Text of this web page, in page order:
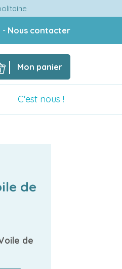
- Nous contacter
Mon panier
C'est nous !
de
de